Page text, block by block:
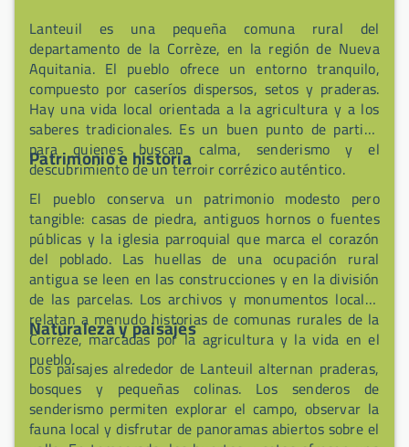
Lanteuil es una pequeña comuna rural del
departamento de la Corrèze, en la región de Nueva
Aquitania. El pueblo ofrece un entorno tranquilo,
compuesto por caseríos dispersos, setos y praderas.
Hay una vida local orientada a la agricultura y a los
saberes tradicionales. Es un buen punto de partida
para quienes buscan calma, senderismo y el
descubrimiento de un terroir corrézico auténtico.
Patrimonio e historia
El pueblo conserva un patrimonio modesto pero
tangible: casas de piedra, antiguos hornos o fuentes
públicas y la iglesia parroquial que marca el corazón
del poblado. Las huellas de una ocupación rural
antigua se leen en las construcciones y en la división
de las parcelas. Los archivos y monumentos locales
relatan a menudo historias de comunas rurales de la
Corrèze, marcadas por la agricultura y la vida en el
pueblo.
Naturaleza y paisajes
Los paisajes alrededor de Lanteuil alternan praderas,
bosques y pequeñas colinas. Los senderos de
senderismo permiten explorar el campo, observar la
fauna local y disfrutar de panoramas abiertos sobre el